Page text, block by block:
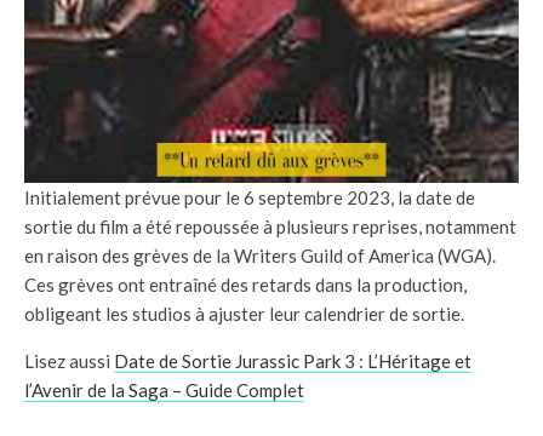
Initialement prévue pour le 6 septembre 2023, la date de
sortie du film a été repoussée à plusieurs reprises, notamment
en raison des grèves de la Writers Guild of America (WGA).
Ces grèves ont entraîné des retards dans la production,
obligeant les studios à ajuster leur calendrier de sortie.
Lisez aussi Date de Sortie Jurassic Park 3 : L’Héritage et
l’Avenir de la Saga – Guide Complet